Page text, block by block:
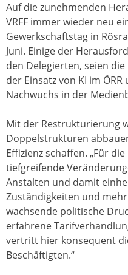
Auf die zunehmenden
VRFF immer wieder neu
Gewerkschaftstag in
Juni. Einige der
den Delegierten, seien
der Einsatz von KI im
Nachwuchs in der
Mit der Restrukturierung
Doppelstrukturen
Effizienz schaffen. „Für
tiefgreifende
Anstalten und damit
Zuständigkeiten und
wachsende politische
erfahrene
vertritt hier konsequent
Beschäftigten.“